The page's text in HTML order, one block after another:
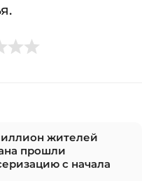
жителей
прошли
с начала